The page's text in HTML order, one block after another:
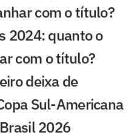
com o título?
2024: quanto o
com o título?
deixa de
Sul-Americana
2026